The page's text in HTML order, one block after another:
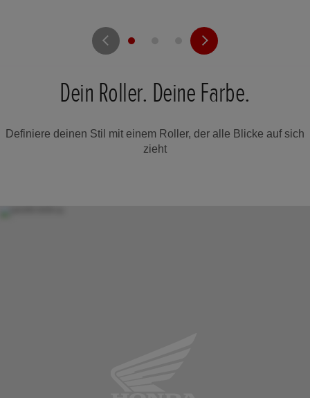
Dein Roller. Deine Farbe.
Definiere deinen Stil mit einem Roller, der alle Blicke auf sich
zieht